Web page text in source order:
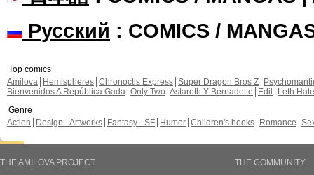
Русский : COMICS /
Top comics
Amilova
Hemispheres Chronoctis Express Super Dragon Bros Z
Bienvenidos A República Gada Only Two Astaroth Y Bernadette Edil
Leth Hate
Genre
Action
Design - Artworks Fantasy - SF Humor Children's books Romance
THE AMILOVA PROJECT
THE COMMUNITY